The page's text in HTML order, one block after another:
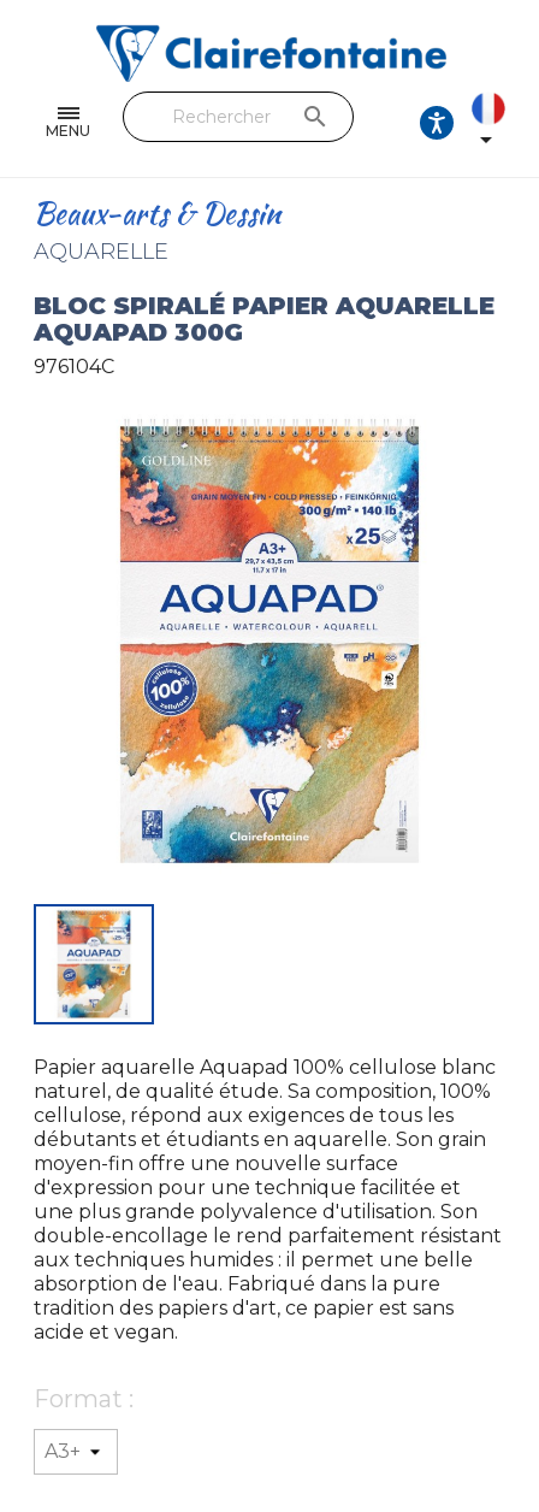
MENU
Feuilles & Copies
Beaux-arts & Dessin
Loisirs créatifs
Papiers cadeaux et emballages
Cuir & trousses
Toutes les collections
search

Beaux-arts & Dessin
AQUARELLE
BLOC SPIRALÉ PAPIER AQUARELLE
AQUAPAD 300G
976104C
Papier aquarelle Aquapad 100% cellulose blanc
naturel, de qualité étude. Sa composition, 100%
cellulose, répond aux exigences de tous les
débutants et étudiants en aquarelle. Son grain
moyen-fin offre une nouvelle surface
d'expression pour une technique facilitée et
une plus grande polyvalence d'utilisation. Son
double-encollage le rend parfaitement résistant
aux techniques humides : il permet une belle
absorption de l'eau. Fabriqué dans la pure
tradition des papiers d'art, ce papier est sans
acide et vegan.
Format :